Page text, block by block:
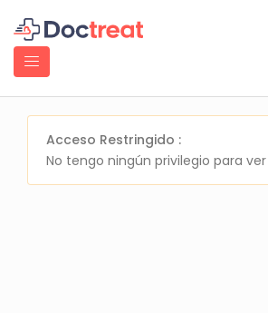
Acceso Restringido :
No tengo ningún privilegio para